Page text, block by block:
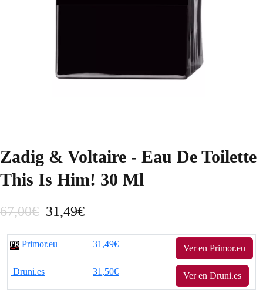
Zadig & Voltaire - Eau De Toilette
This Is Him! 30 Ml
67,00€ E
l
31,49€E
l
Primor.eu 31,49€ Ver en Primor.eu
Druni.es 31,50€ Ver en Druni.es